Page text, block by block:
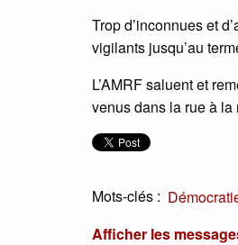
Trop d’inconnues et
vigilants jusqu’au
L’AMRF saluent et
venus dans la rue à
Mots-clés :
Afficher les